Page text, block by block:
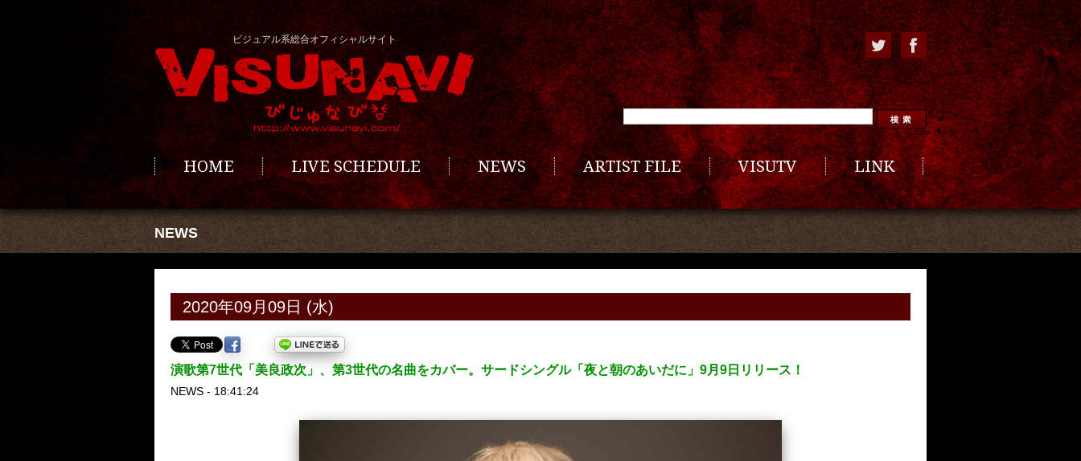
ビジュアル系総合オフィシャルサイト
HOME LIVE SCHEDULE NEWS ARTIST FILE VISUTV LINK
NEWS
2020年09月09日 (水)
演歌第7世代「美良政次」、第3世代の名曲をカバー。サードシングル「夜と朝のあいだに」9月9日リリース！
NEWS - 18:41:24